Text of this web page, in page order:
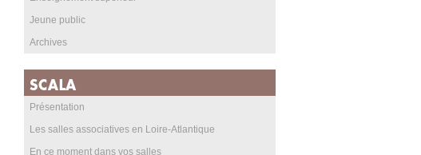
Jeune public
Archives
Présentation
Les salles associatives en Loire-Atlantique
En ce moment dans vos salles